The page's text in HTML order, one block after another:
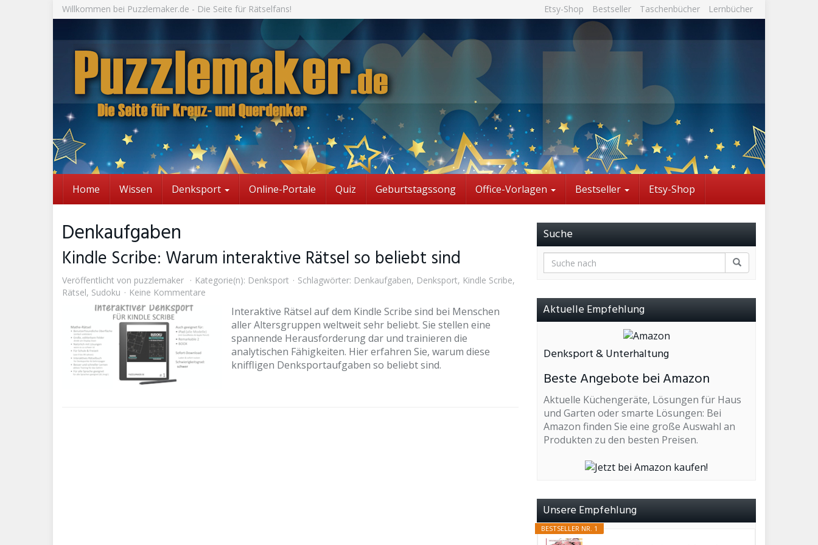
Willkommen bei Puzzlemaker.de - Die Seite für Rätselfans! Etsy-Shop Bestseller Taschenbücher Lernbücher
Home Wissen Denksport Online-Portale Quiz Geburtstagssong Office-Vorlagen Bestseller Etsy-Shop
Denkaufgaben
Kindle Scribe: Warum interaktive Rätsel so beliebt sind
Veröffentlicht von puzzlemaker Kategorie(n): Denksport Schlagwörter: Denkaufgaben, Denksport, Kindle Scribe,
Rätsel, Sudoku Keine Kommentare
Interaktive Rätsel auf dem Kindle Scribe sind bei Menschen
aller Altersgruppen weltweit sehr beliebt. Sie stellen eine
spannende Herausforderung dar und trainieren die
analytischen Fähigkeiten. Hier erfahren Sie, warum diese
kniffligen Denksportaufgaben so beliebt sind.
Suche
Aktuelle Empfehlung
Denksport & Unterhaltung
Beste Angebote bei Amazon
Aktuelle Küchengeräte, Lösungen für Haus
und Garten oder smarte Lösungen: Bei
Amazon finden Sie eine große Auswahl an
Produkten zu den besten Preisen.
Unsere Empfehlung
BESTSELLER NR. 1